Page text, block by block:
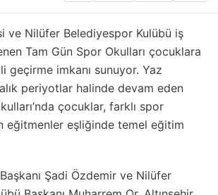
ve Nilüfer Belediyespor Kulübü iş
Tam Gün Spor Okulları çocuklara
geçirme imkanı sunuyor. Yaz
periyotlar halinde devam eden
çocuklar, farklı spor
eğitmenler eşliğinde temel eğitim
Şadi Özdemir ve Nilüfer